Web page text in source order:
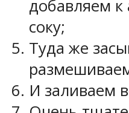
добавляем
соку;
Туда же
И заливаем